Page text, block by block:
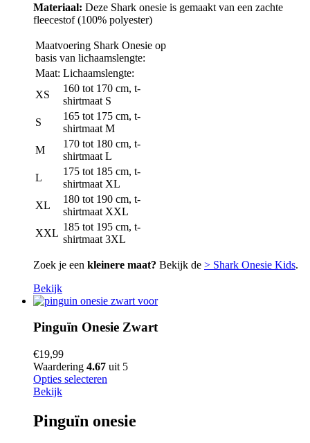
Materiaal: Deze Shark onesie is gemaakt van een zachte
fleecestof (100% polyester)
Maatvoering Shark Onesie op
basis van lichaamslengte:
Maat: Lichaamslengte:
XS
160 tot 170 cm, t-
shirtmaat S
S
165 tot 175 cm, t-
shirtmaat M
M
170 tot 180 cm, t-
shirtmaat L
L
175 tot 185 cm, t-
shirtmaat XL
XL
180 tot 190 cm, t-
shirtmaat XXL
XXL
185 tot 195 cm, t-
shirtmaat 3XL
Zoek je een kleinere maat? Bekijk de > Shark Onesie Kids.
Bekijk
Pinguïn Onesie Zwart
€19,99
Waardering 4.67 uit 5
Opties selecteren
Bekijk
Pinguïn onesie